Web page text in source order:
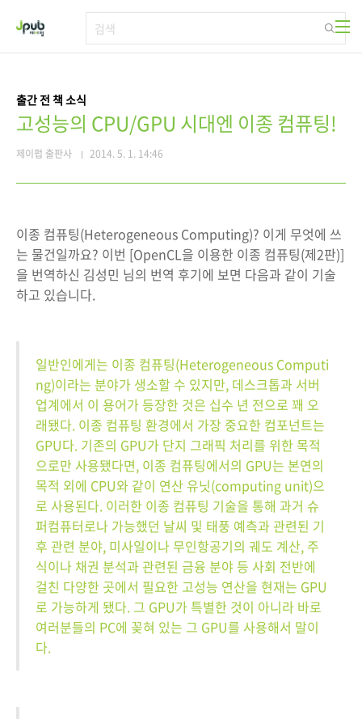
출간 전 책 소식
고성능의 CPU/GPU 시대엔 이종 컴퓨팅!
제이펍 출판사 2014. 5. 1. 14:46
이종 컴퓨팅(Heterogeneous Computing)? 이게 무엇에 쓰
는 물건일까요? 이번 [OpenCL을 이용한 이종 컴퓨팅(제2판)]
을 번역하신 김성민 님의 번역 후기에 보면 다음과 같이 기술
하고 있습니다.
일반인에게는 이종 컴퓨팅(Heterogeneous Computi
ng)이라는 분야가 생소할 수 있지만, 데스크톱과 서버
업계에서 이 용어가 등장한 것은 십수 년 전으로 꽤 오
래됐다. 이종 컴퓨팅 환경에서 가장 중요한 컴포넌트는
GPU다. 기존의 GPU가 단지 그래픽 처리를 위한 목적
으로만 사용됐다면, 이종 컴퓨팅에서의 GPU는 본연의
목적 외에 CPU와 같이 연산 유닛(computing unit)으
로 사용된다. 이러한 이종 컴퓨팅 기술을 통해 과거 슈
퍼컴퓨터로나 가능했던 날씨 및 태풍 예측과 관련된 기
후 관련 분야, 미사일이나 무인항공기의 궤도 계산, 주
식이나 채권 분석과 관련된 금융 분야 등 사회 전반에
걸친 다양한 곳에서 필요한 고성능 연산을 현재는 GPU
로 가능하게 됐다. 그 GPU가 특별한 것이 아니라 바로
여러분들의 PC에 꽂혀 있는 그 GPU를 사용해서 말이
다.